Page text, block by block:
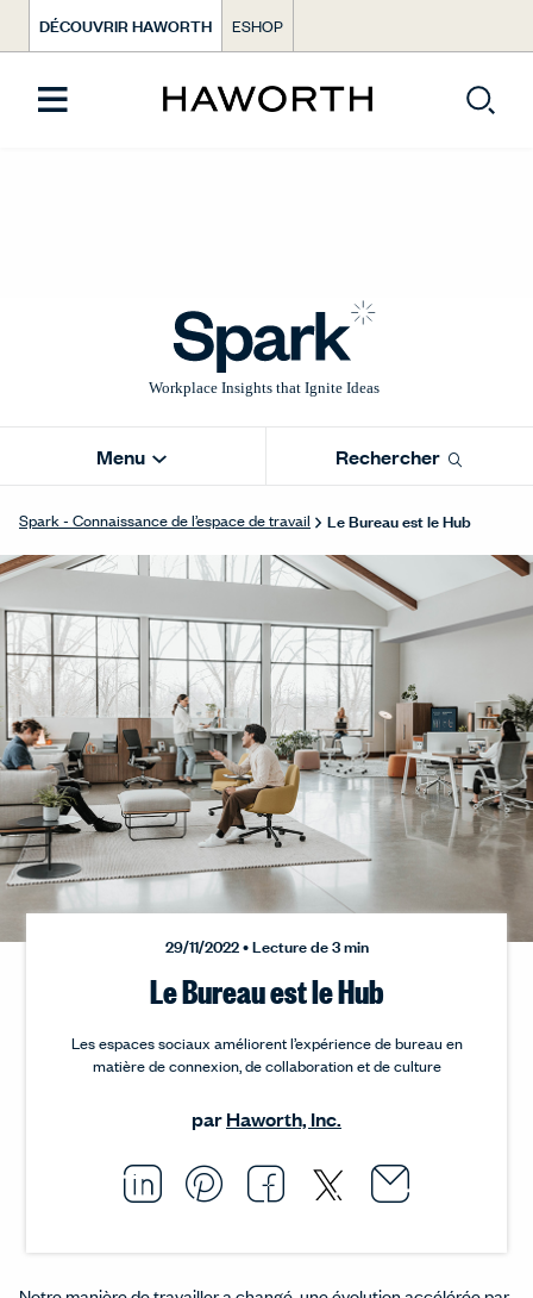
DÉCOUVRIR HAWORTH ESHOP
Menu Rechercher
Spark - Connaissance de l’espace de travail Le Bureau est le Hub
29/11/2022 • Lecture de 3 min
Le Bureau est le Hub
Les espaces sociaux améliorent l’expérience de bureau en
matière de connexion, de collaboration et de culture
parHaworth, Inc.
Share this article on
Opens in a new
Pin this article on
Opens in a new
Share this
Opens in a
Share this
Opens in
Email
Opens